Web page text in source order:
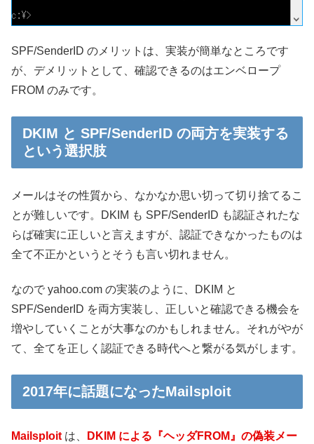
SPF/SenderID のメリットは、実装が簡単なところです
が、デメリットとして、確認できるのはエンベロープ
FROM のみです。
DKIM と SPF/SenderID の両方を実装する
という選択肢
メールはその性質から、なかなか思い切って切り捨てるこ
とが難しいです。DKIM も SPF/SenderID も認証されたな
らば確実に正しいと言えますが、認証できなかったものは
全て不正かというとそうも言い切れません。
なので yahoo.com の実装のように、DKIM と
SPF/SenderID を両方実装し、正しいと確認できる機会を
増やしていくことが大事なのかもしれません。それがやが
て、全てを正しく認証できる時代へと繋がる気がします。
2017年に話題になったMailsploit
Mailsploit は、
DKIM による『ヘッダFROM』の偽装メー